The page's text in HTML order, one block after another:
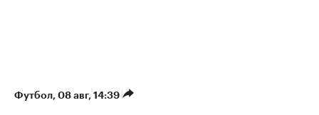
Футбол⁠, 08 авг, 14:39